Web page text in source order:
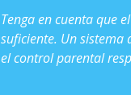
Tenga en cuenta que
suficiente. Un sistema
el control parental